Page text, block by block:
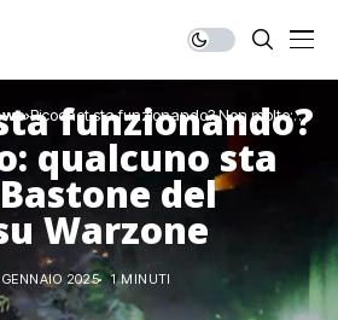
Ricochet sta funzionando? Non molto:
qualcuno sta usando il Bastone del Ghiaccio
su Warzone
funzionando?
qualcuno sta
del
Warzone
2025 1 MINUTI